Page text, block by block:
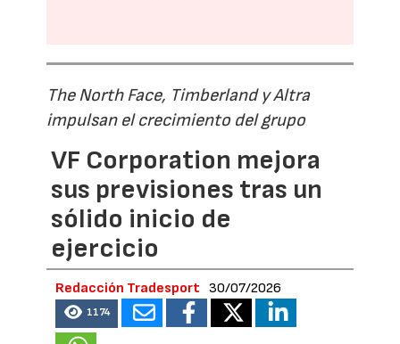
The North Face, Timberland y Altra
impulsan el crecimiento del grupo
VF Corporation mejora
sus previsiones tras un
sólido inicio de
ejercicio
Redacción Tradesport 30/07/2026
1174